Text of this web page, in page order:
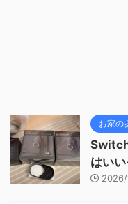
お家の
はい
2026/